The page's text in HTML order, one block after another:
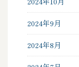
2024年9月
2024年8月